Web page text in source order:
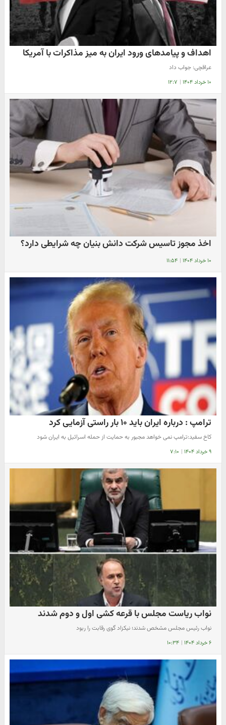
اهداف و پیامدهای ورود ایران به میز مذاکرات با آمریکا
عراقچی: جواب داد
۱۰ خرداد ۱۴۰۴ | ۱۲:۷
اخذ مجوز تاسیس شرکت دانش بنیان چه شرایطی دارد؟
۱۰ خرداد ۱۴۰۴ | ۱۱:۵۴
ترامپ : درباره ایران باید ۱۰ بار راستی آزمایی کرد
کاخ سفید:ترامپ نمی خواهد مجبور به حمایت از حمله اسرائیل به ایران شود
۹ خرداد ۱۴۰۴ | ۷:۱۰
نواب ریاست مجلس با قرعه کشی اول و دوم شدند
نواب رئیس مجلس مشخص شدند؛ نیکزاد گوی رقابت را ربود
۶ خرداد ۱۴۰۴ | ۱۰:۳۴